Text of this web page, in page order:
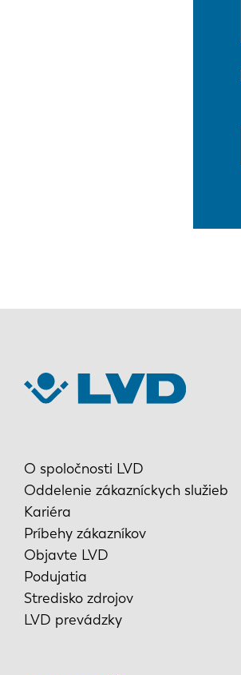
O spoločnosti LVD
Oddelenie zákazníckych služieb
Kariéra
Príbehy zákazníkov
Objavte LVD
Podujatia
Stredisko zdrojov
LVD prevádzky